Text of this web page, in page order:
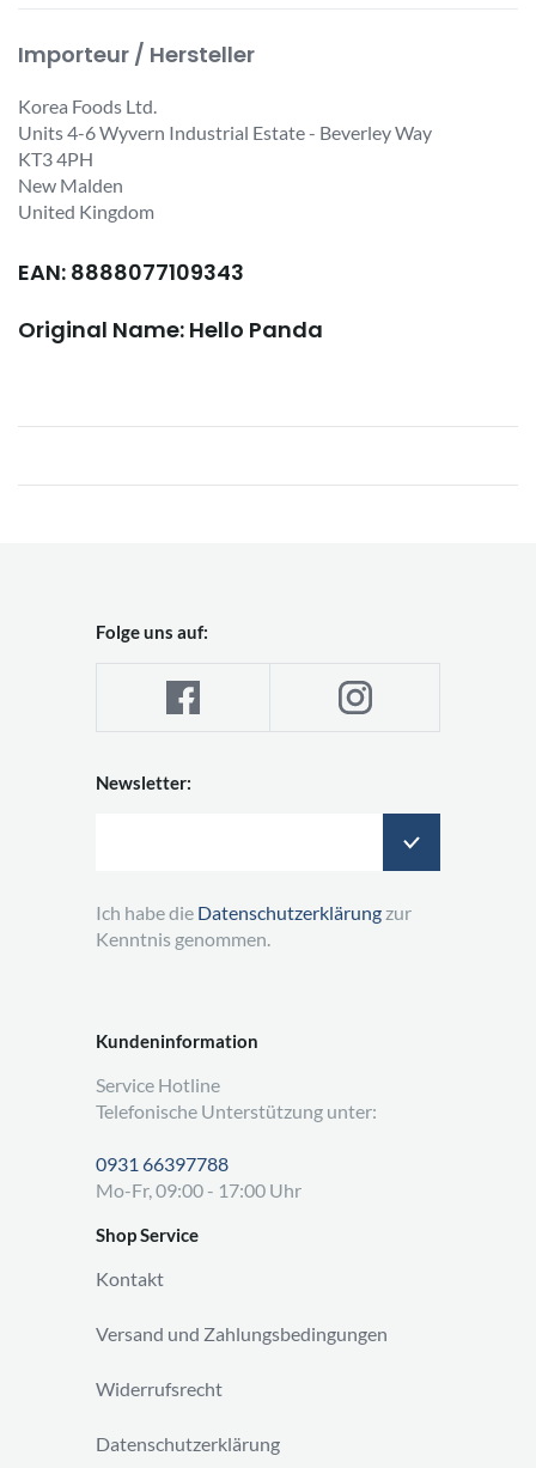
Importeur / Hersteller
Korea Foods Ltd.
Units 4-6 Wyvern Industrial Estate - Beverley Way
KT3 4PH
New Malden
United Kingdom
EAN: 8888077109343
Original Name: Hello Panda
Kundeninformation
Service Hotline
Telefonische Unterstützung unter:
0931 66397788
Mo-Fr, 09:00 - 17:00 Uhr
Shop Service
Kontakt
Versand und Zahlungsbedingungen
Widerrufsrecht
Datenschutzerklärung
Folge uns auf:
Newsletter:
Ich habe die Datenschutzerklärung zur
Kenntnis genommen.